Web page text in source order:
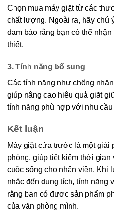
Chọn mua máy giặt từ các
chất lượng. Ngoài ra, hãy chú
đảm bảo rằng bạn có thể
thiết.
3. Tính năng bổ sung
Các tính năng như chống
giúp nâng cao hiệu quả giặt
tính năng phù hợp với nhu
Kết luận
Máy giặt cửa trước là một giải
phòng, giúp tiết kiệm thời
cuộc sống cho nhân viên. Khi
nhắc đến dung tích, tính năng
rằng bạn có được sản phẩm
của văn phòng mình.